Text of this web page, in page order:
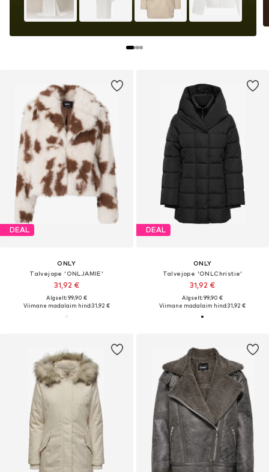
DEAL
ONLY
Talvejope 'ONLJAMIE'
31,92 €
Algselt: 99,90 €
Viimane madalaim hind:31,92 €
DEAL
ONLY
Talvejope 'ONLChristie'
31,92 €
Algselt: 99,90 €
Viimane madalaim hind:31,92 €